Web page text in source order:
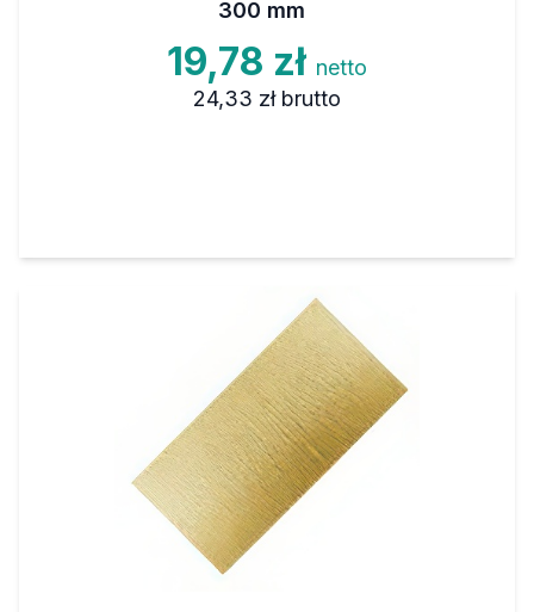
300 mm
19,78 zł netto
24,33 zł brutto